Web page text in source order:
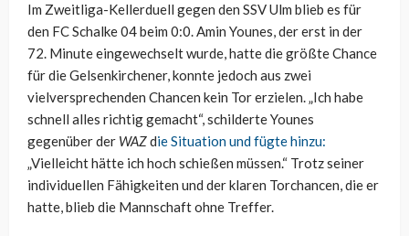
Im Zweitliga-Kellerduell gegen den SSV Ulm blieb es für
den FC Schalke 04 beim 0:0. Amin Younes, der erst in der
72. Minute eingewechselt wurde, hatte die größte Chance
für die Gelsenkirchener, konnte jedoch aus zwei
vielversprechenden Chancen kein Tor erzielen. „Ich habe
schnell alles richtig gemacht“, schilderte Younes
gegenüber der WAZdie Situation und fügte hinzu:
„Vielleicht hätte ich hoch schießen müssen.“ Trotz seiner
individuellen Fähigkeiten und der klaren Torchancen, die er
hatte, blieb die Mannschaft ohne Treffer.